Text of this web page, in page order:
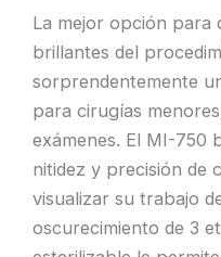
La mejor opción para
brillantes del
sorprendentemente
para cirugías
exámenes. El MI-750
nitidez y precisión de
visualizar su trabajo
oscurecimiento de 3